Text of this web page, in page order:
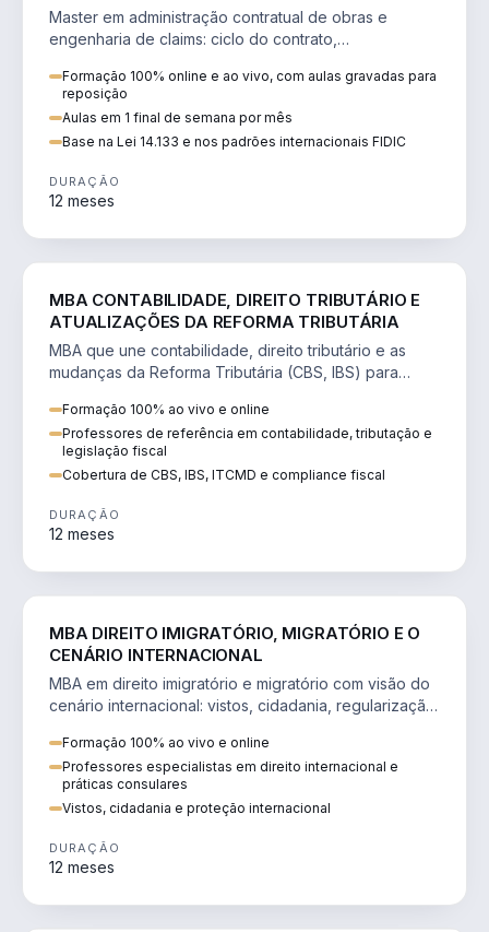
Master em administração contratual de obras e
engenharia de claims: ciclo do contrato,
Formação 100% online e ao vivo, com aulas gravadas para
reposição
Aulas em 1 final de semana por mês
Base na Lei 14.133 e nos padrões internacionais FIDIC
DURAÇÃO
12 meses
MBA CONTABILIDADE, DIREITO TRIBUTÁRIO E
ATUALIZAÇÕES DA REFORMA TRIBUTÁRIA
MBA que une contabilidade, direito tributário e as
mudanças da Reforma Tributária (CBS, IBS) para
Formação 100% ao vivo e online
Professores de referência em contabilidade, tributação e
legislação fiscal
Cobertura de CBS, IBS, ITCMD e compliance fiscal
DURAÇÃO
12 meses
MBA DIREITO IMIGRATÓRIO, MIGRATÓRIO E O
CENÁRIO INTERNACIONAL
MBA em direito imigratório e migratório com visão do
cenário internacional: vistos, cidadania, regularização
Formação 100% ao vivo e online
Professores especialistas em direito internacional e
práticas consulares
Vistos, cidadania e proteção internacional
DURAÇÃO
12 meses